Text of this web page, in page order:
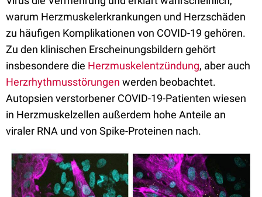
warum Herzmuskelerkrankungen und Herzschäden
zu häufigen Komplikationen von COVID-19 gehören.
Zu den klinischen Erscheinungsbildern gehört
insbesondere die Herzmuskelentzündung, aber auch
Herzrhythmusstörungen werden beobachtet.
Autopsien verstorbener COVID-19-Patienten wiesen
in Herzmuskelzellen außerdem hohe Anteile an
viraler RNA und von Spike-Proteinen nach.